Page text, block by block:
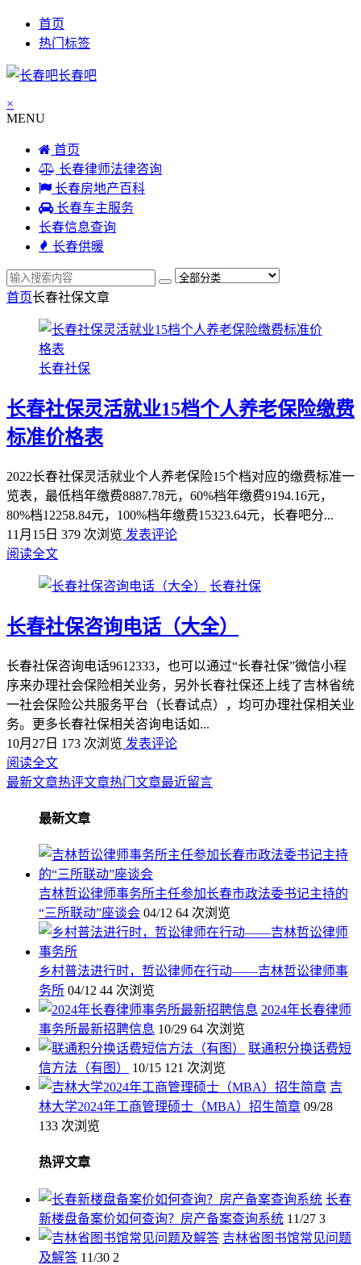
首页
热门标签
长春吧
×
MENU
首页
长春律师法律咨询
长春房地产百科
长春车主服务
长春信息查询
长春供暖
首页长春社保文章
长春社保
长春社保灵活就业15档个人养老保险缴费
标准价格表
2022长春社保灵活就业个人养老保险15个档对应的缴费标准一
览表，最低档年缴费8887.78元，60%档年缴费9194.16元，
80%档12258.84元，100%档年缴费15323.64元，长春吧分...
11月15日 379 次浏览 发表评论
阅读全文
长春社保
长春社保咨询电话（大全）
长春社保咨询电话9612333，也可以通过“长春社保”微信小程
序来办理社会保险相关业务，另外长春社保还上线了吉林省统
一社会保险公共服务平台（长春试点），均可办理社保相关业
务。更多长春社保相关咨询电话如...
10月27日 173 次浏览 发表评论
阅读全文
最新文章热评文章热门文章最近留言
最新文章
吉林哲讼律师事务所主任参加长春市政法委书记主持的
“三所联动”座谈会 04/12 64 次浏览
乡村普法进行时，哲讼律师在行动——吉林哲讼律师事
务所 04/12 44 次浏览
2024年长春律师
事务所最新招聘信息 10/29 64 次浏览
联通积分换话费短
信方法（有图）
10/15 121 次浏览
吉
林大学2024年工商管理硕士（MBA）招生简章 09/28
133 次浏览
热评文章
长春
新楼盘备案价如何查询？房产备案查询系统 11/27 3
吉林省图书馆常见问题
及解答 11/30 2